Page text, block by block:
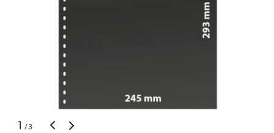
1 /3